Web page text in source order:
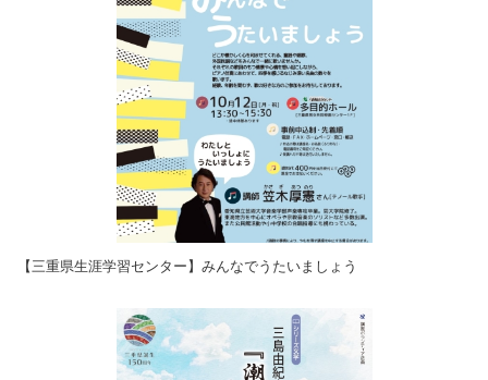
【三重県生涯学習センター】みんなでうたいましょう